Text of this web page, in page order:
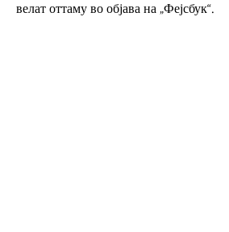
велат оттаму во објава на „Фејсбук“.